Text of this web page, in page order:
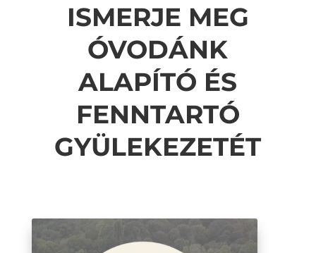
ISMERJE MEG
ÓVODÁNK
ALAPÍTÓ ÉS
FENNTARTÓ
GYÜLEKEZETÉT